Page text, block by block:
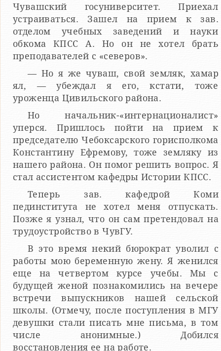
Чувашский госуниверситет. Приехал
устраиваться. Зашел на прием к зав.
отделом учебных заведений и науки
обкома КПСС А. Но он не хотел брать
преподавателей с «северов».
— Но я же чуваш, свой земляк, хамар
ял, — убеждал я его, кстати, тоже
уроженца Цивильского района.
Но начальник-«интернационалист»
уперся. Пришлось пойти на прием к
председателю Чебоксарского горисполкома
Константину Ефремову, тоже земляку из
нашего района. Он помог решить вопрос. Я
стал ассистентом кафедры Истории КПСС.
Теперь зав. кафедрой Коми
пединститута не хотел меня отпускать.
Позже я узнал, что он сам претендовал на
трудоустройство в ЧувГУ.
В это время некий бюрократ уволил с
работы мою беременную жену. Я женился
еще на четвертом курсе учебы. Мы с
будущей женой познакомились на вечере
встречи выпускников нашей сельской
школы. (Отмечу, после поступления в МГУ
девушки стали писать мне письма, в том
числе анонимные.) Добился
восстановления ее на работе.